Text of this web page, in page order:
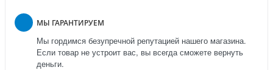
МЫ ГАРАНТИРУЕМ
Мы гордимся безупречной репутацией нашего магазина.
Если товар не устроит вас, вы всегда сможете вернуть
деньги.